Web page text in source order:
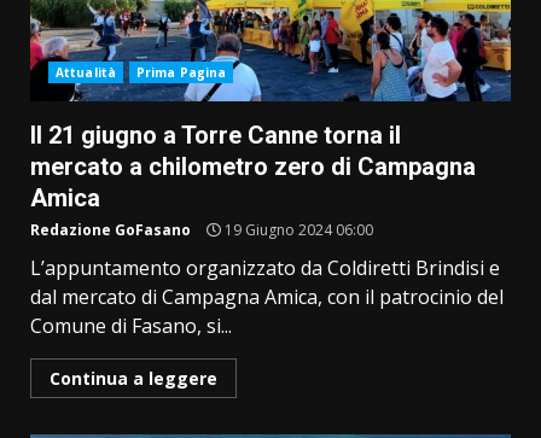
Attualità Prima Pagina
Il 21 giugno a Torre Canne torna il
mercato a chilometro zero di Campagna
Amica
Redazione GoFasano 19 Giugno 2024 06:00
L’appuntamento organizzato da Coldiretti Brindisi e
dal mercato di Campagna Amica, con il patrocinio del
Comune di Fasano, si...
Continua a leggere